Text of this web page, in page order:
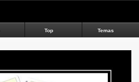
Top Temas